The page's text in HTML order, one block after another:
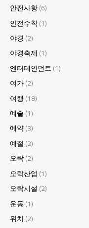
퍼
블
릭
에
서
즐
기
는
특
별
한
하
루
7.
강
남
하
이
퍼
블
릭,
놓
안전사항(6)
안전수칙 (1)
야경 (2)
야경축제 (1)
엔터테인먼트(1)
여가(2)
여행 (18)
예술(1)
예약(3)
예절(2)
오락(2)
오락산업 (1)
오락시설(2)
운동(1)
위치 (2)